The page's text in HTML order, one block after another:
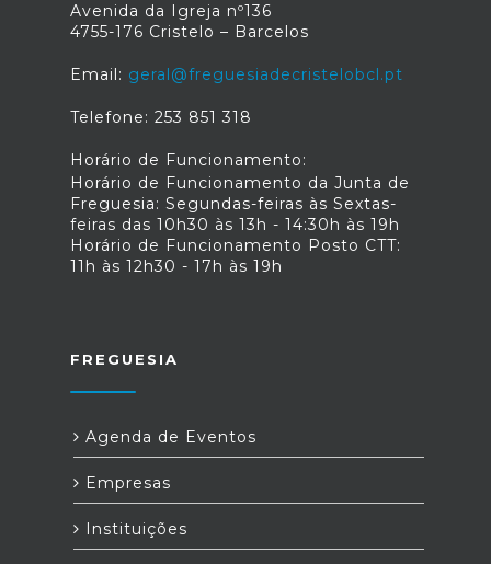
Avenida da Igreja nº136
4755-176 Cristelo – Barcelos
Email: geral@freguesiadecristelobcl.pt
Telefone: 253 851 318
Horário de Funcionamento:
Horário de Funcionamento da Junta de
Freguesia: Segundas-feiras às Sextas-
feiras das 10h30 às 13h - 14:30h às 19h
Horário de Funcionamento Posto CTT:
11h às 12h30 - 17h às 19h
FREGUESIA
Agenda de Eventos
Empresas
Instituições